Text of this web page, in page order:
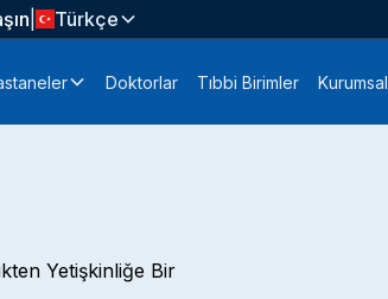
Türkçe
Doktorlar Tıbbi Birimler Kurumsal
Yetişkinliğe Bir